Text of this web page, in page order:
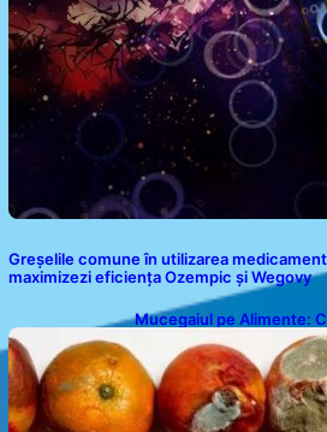
Greșelile comune în utilizarea
maximizezi eficiența Ozempic și Wegovy
Mucegaiul pe Alimente: